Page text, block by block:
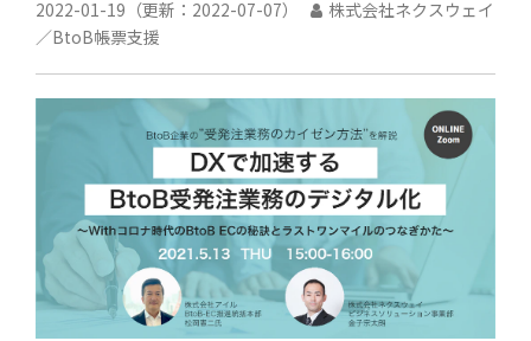
2022-01-19 （更新： 2022-07-07）
株式会社ネクスウェイ
／BtoB帳票支援